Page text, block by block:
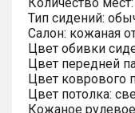
Тип сидений:
Салон: кожаная
Цвет обивки
Цвет передней
Цвет коврового
Цвет потолка:
Кожаное